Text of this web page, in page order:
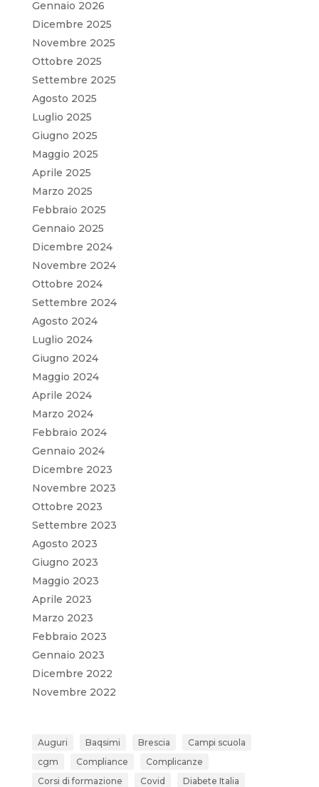
Gennaio 2026
Dicembre 2025
Novembre 2025
Ottobre 2025
Settembre 2025
Agosto 2025
Luglio 2025
Giugno 2025
Maggio 2025
Aprile 2025
Marzo 2025
Febbraio 2025
Gennaio 2025
Dicembre 2024
Novembre 2024
Ottobre 2024
Settembre 2024
Agosto 2024
Luglio 2024
Giugno 2024
Maggio 2024
Aprile 2024
Marzo 2024
Febbraio 2024
Gennaio 2024
Dicembre 2023
Novembre 2023
Ottobre 2023
Settembre 2023
Agosto 2023
Giugno 2023
Maggio 2023
Aprile 2023
Marzo 2023
Febbraio 2023
Gennaio 2023
Dicembre 2022
Novembre 2022
Auguri Baqsimi Brescia
Campi scuola
cgm
Compliance
Complicanze
Corsi di formazione
Covid
Diabete Italia